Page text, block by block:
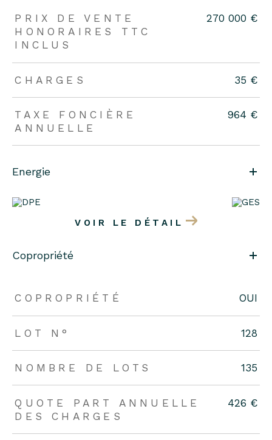
PRIX DE VENTE
HONORAIRES TTC
INCLUS
270 000 €
CHARGES 35 €
TAXE FONCIÈRE
ANNUELLE
964 €
Energie
VOIR LE DÉTAIL
Copropriété
COPROPRIÉTÉ OUI
LOT N° 128
NOMBRE DE LOTS 135
QUOTE PART ANNUELLE
DES CHARGES
426 €